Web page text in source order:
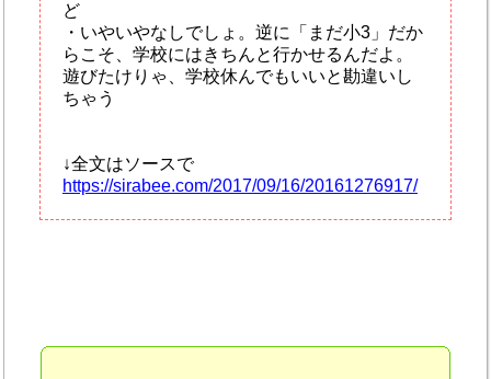
ど
・いやいやなしでしょ。逆に「まだ小3」だか
らこそ、学校にはきちんと行かせるんだよ。
遊びたけりゃ、学校休んでもいいと勘違いし
ちゃう
↓全文はソースで
https://sirabee.com/2017/09/16/20161276917/